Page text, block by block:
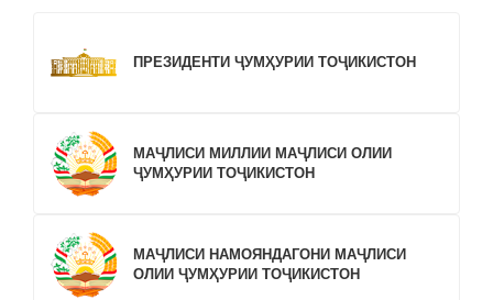
ПРЕЗИДЕНТИ ҶУМҲУРИИ ТОҶИКИСТОН
МАҶЛИСИ МИЛЛИИ МАҶЛИСИ ОЛИИ
ҶУМҲУРИИ ТОҶИКИСТОН
МАҶЛИСИ НАМОЯНДАГОНИ МАҶЛИСИ
ОЛИИ ҶУМҲУРИИ ТОҶИКИСТОН